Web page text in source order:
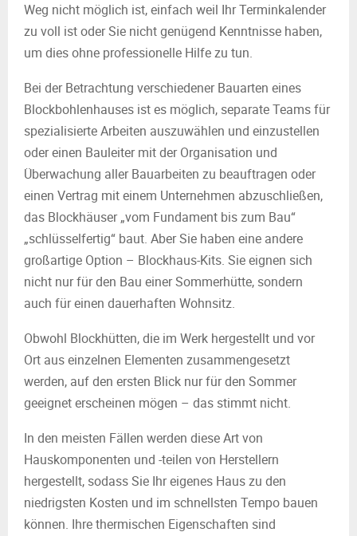
Weg nicht möglich ist, einfach weil Ihr Terminkalender
zu voll ist oder Sie nicht genügend Kenntnisse haben,
um dies ohne professionelle Hilfe zu tun.
Bei der Betrachtung verschiedener Bauarten eines
Blockbohlenhauses ist es möglich, separate Teams für
spezialisierte Arbeiten auszuwählen und einzustellen
oder einen Bauleiter mit der Organisation und
Überwachung aller Bauarbeiten zu beauftragen oder
einen Vertrag mit einem Unternehmen abzuschließen,
das Blockhäuser „vom Fundament bis zum Bau“
„schlüsselfertig“ baut. Aber Sie haben eine andere
großartige Option – Blockhaus-Kits. Sie eignen sich
nicht nur für den Bau einer Sommerhütte, sondern
auch für einen dauerhaften Wohnsitz.
Obwohl Blockhütten, die im Werk hergestellt und vor
Ort aus einzelnen Elementen zusammengesetzt
werden, auf den ersten Blick nur für den Sommer
geeignet erscheinen mögen – das stimmt nicht.
In den meisten Fällen werden diese Art von
Hauskomponenten und -teilen von Herstellern
hergestellt, sodass Sie Ihr eigenes Haus zu den
niedrigsten Kosten und im schnellsten Tempo bauen
können. Ihre thermischen Eigenschaften sind